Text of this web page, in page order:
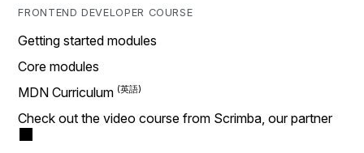
FRONTEND DEVELOPER COURSE
Getting started modules
Core modules
MDN Curriculum
Check out the video course from Scrimba, our partner